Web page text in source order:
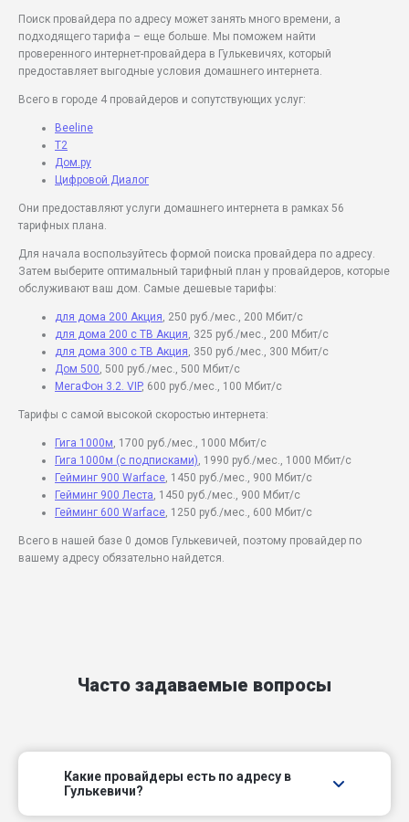
Поиск провайдера по адресу может занять много времени, а
подходящего тарифа – еще больше. Мы поможем найти
проверенного интернет-провайдера в Гулькевичях, который
предоставляет выгодные условия домашнего интернета.
Всего в городе 4 провайдеров и сопутствующих услуг:
Beeline
T2
Дом.ру
Цифровой Диалог
Они предоставляют услуги домашнего интернета в рамках 56
тарифных плана.
Для начала воспользуйтесь формой поиска провайдера по адресу.
Затем выберите оптимальный тарифный план у провайдеров, которые
обслуживают ваш дом. Самые дешевые тарифы:
для дома 200 Акция, 250 руб./мес., 200 Мбит/c
для дома 200 с ТВ Акция, 325 руб./мес., 200 Мбит/c
для дома 300 с ТВ Акция, 350 руб./мес., 300 Мбит/c
Дом 500, 500 руб./мес., 500 Мбит/c
МегаФон 3.2. VIP, 600 руб./мес., 100 Мбит/c
Тарифы с самой высокой скоростью интернета:
Гига 1000м, 1700 руб./мес., 1000 Мбит/c
Гига 1000м (с подписками), 1990 руб./мес., 1000 Мбит/c
Гейминг 900 Warface, 1450 руб./мес., 900 Мбит/c
Гейминг 900 Леста, 1450 руб./мес., 900 Мбит/c
Гейминг 600 Warface, 1250 руб./мес., 600 Мбит/c
Всего в нашей базе 0 домов Гулькевичей, поэтому провайдер по
вашему адресу обязательно найдется.
Часто задаваемые вопросы
Какие провайдеры есть по адресу в
Гулькевичи?